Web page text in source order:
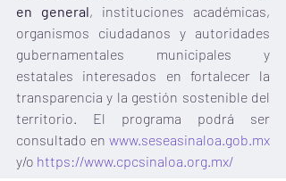
en general, instituciones académicas,
organismos ciudadanos y autoridades
gubernamentales municipales y
estatales interesados en fortalecer la
transparencia y la gestión sostenible del
territorio. El programa podrá ser
consultado en www.seseasinaloa.gob.mx
y/o https://www.cpcsinaloa.org.mx/